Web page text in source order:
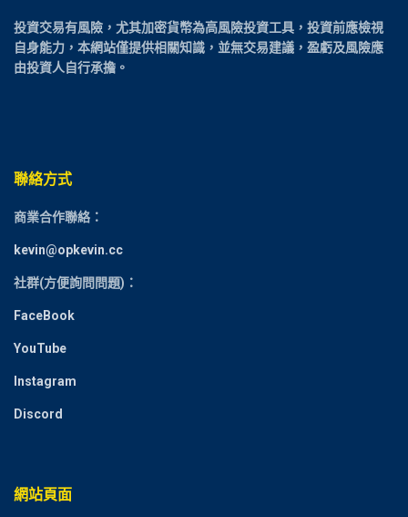
投資交易有風險，尤其加密貨幣為高風險投資工具，投資前應檢視
自身能力，本網站僅提供相關知識，並無交易建議，盈虧及風險應
由投資人自行承擔。
聯絡方式
商業合作聯絡：
kevin@opkevin.cc
社群(方便詢問問題)：
FaceBook
YouTube
Instagram
Discord
網站頁面